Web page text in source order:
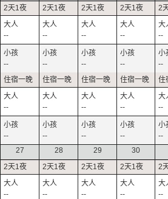
--
--
--
--
--
--
--
--
--
--
--
--
--
--
--
--
--
--
--
--
27
--
28
--
29
--
30
-- --